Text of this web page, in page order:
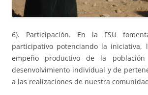
6). Participación. En la FSU
participativo potenciando la iniciativa,
empeño productivo de la
desenvolvimiento individual y de
a las realizaciones de nuestra